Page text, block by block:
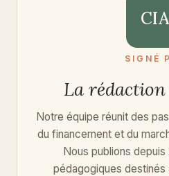
CIA
SIGNÉ
La
Notre équipe réunit des
du financement et du
Nous publions
pédagogiques destinés